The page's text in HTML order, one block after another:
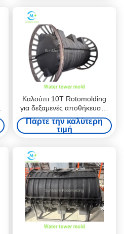
Καλούπι 10T Rotomolding
για δεξαμενές αποθήκευσης
νερού μεγάλης κλίμακας σε
συστήματα τροφοδοσίας
μηχανικής
Πάρτε την καλύτερη
τιμή